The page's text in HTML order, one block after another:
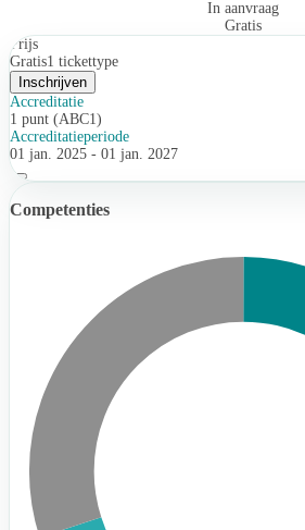
In aanvraag
Gratis
Prijs
Gratis1 tickettype
Inschrijven
Accreditatie
1 punt (ABC1)
Accreditatieperiode
01 jan. 2025 - 01 jan. 2027
Competenties